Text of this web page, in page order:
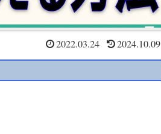
2022.03.24 2024.10.09